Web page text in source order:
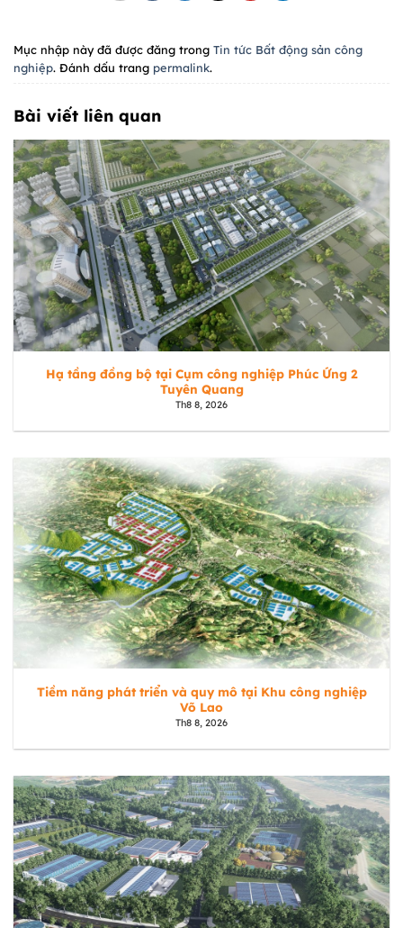
Mục nhập này đã được đăng trong Tin tức Bất động sản công
nghiệp. Đánh dấu trang permalink.
Bài viết liên quan
Hạ tầng đồng bộ tại Cụm công nghiệp Phúc Ứng 2
Tuyên Quang
Th8 8, 2026
Tiềm năng phát triển và quy mô tại Khu công nghiệp
Võ Lao
Th8 8, 2026